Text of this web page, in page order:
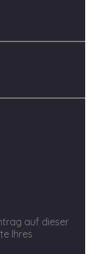
auf dieser
Ihres